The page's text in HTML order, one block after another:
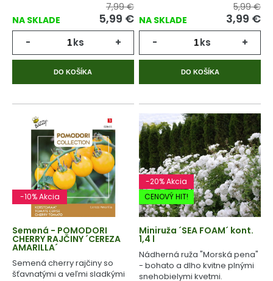
NA SKLADE
7,99 €
5,99 €
- ks +
DO KOŠÍKA
NA SKLADE
5,99 €
3,99 €
- ks +
DO KOŠÍKA
-10% Akcia
Semená - POMODORI
CHERRY RAJČINY ´CEREZA
AMARILLA´
Semená cherry rajčiny so
šťavnatými a veľmi sladkými
-20% Akcia
CENOVÝ HIT!
Miniruža ´SEA FOAM´ kont.
1,4 l
Nádherná ruža "Morská pena"
- bohato a dlho kvitne plnými
snehobielymi kvetmi.